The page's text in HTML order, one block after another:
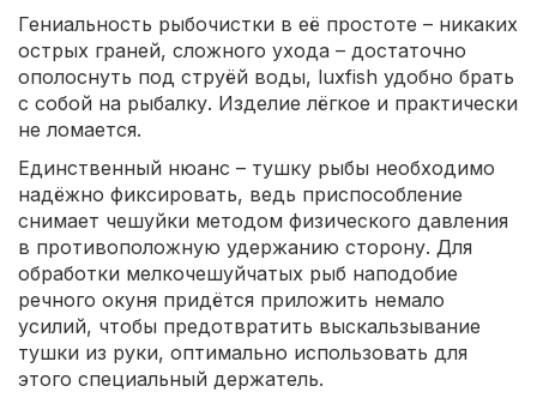
Гениальность рыбочистки в её простоте – никаких
острых граней, сложного ухода – достаточно
ополоснуть под струёй воды, luxfish удобно брать
с собой на рыбалку. Изделие лёгкое и практически
не ломается.
Единственный нюанс – тушку рыбы необходимо
надёжно фиксировать, ведь приспособление
снимает чешуйки методом физического давления
в противоположную удержанию сторону. Для
обработки мелкочешуйчатых рыб наподобие
речного окуня придётся приложить немало
усилий, чтобы предотвратить выскальзывание
тушки из руки, оптимально использовать для
этого специальный держатель.